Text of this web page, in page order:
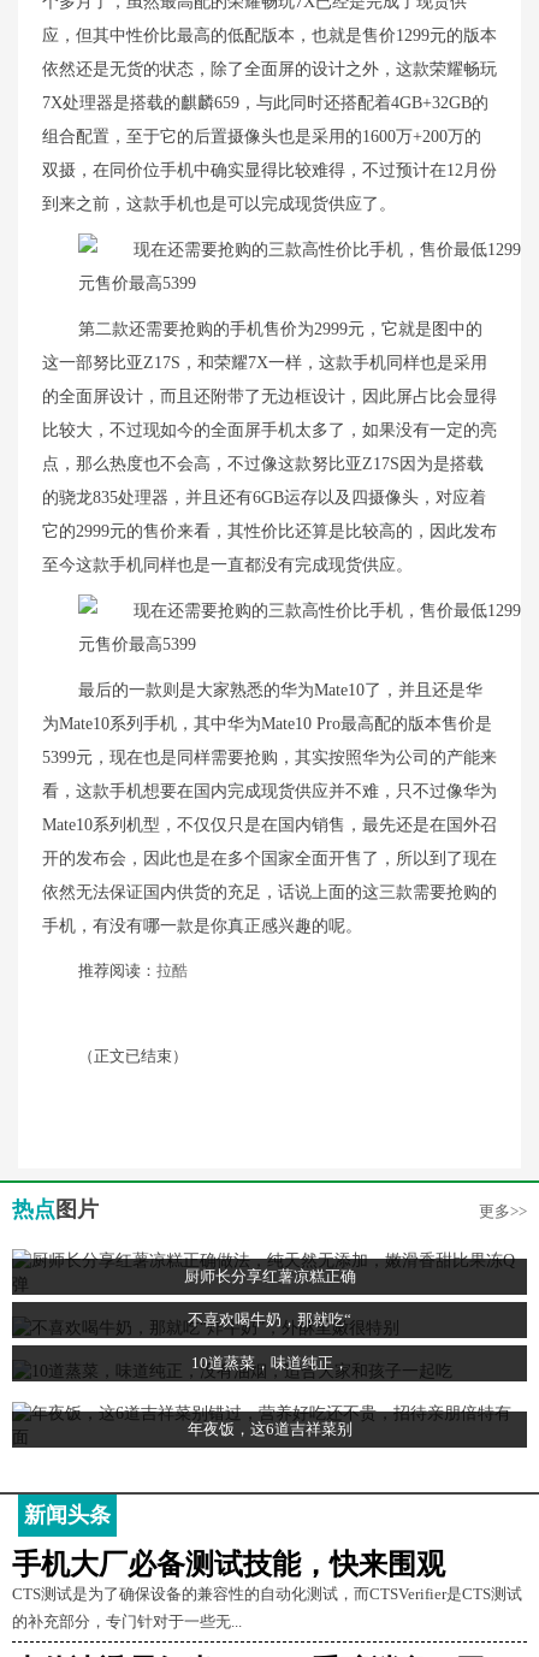
应，但其中性价比最高的低配版本，也就是售价1299元的版本
依然还是无货的状态， 除了全面屏的设计之外，这款荣耀畅玩
7X处理器是搭载的麒麟659，与此同时还搭配着4GB+32GB的
组合配置，至于它的后置摄像头也是采用的1600万+200万的
双摄，在同价位手机中确实显得比较难得，不过预计在12月份
到来之前，这款手机也是可以完成现货供应了。
第二款还需要抢购的手机售价为2999元，它就是图中的
这一部努比亚Z17S，和荣耀7X一样，这款手机同样也是采用
的全面屏设计，而且还附带了无边框设计，因此屏占比会显得
比较大，不过现如今的全面屏手机太多了，如果没有一定的亮
点， 那么热度也不会高，不过像这款努比亚Z17S因为是搭载
的骁龙835处理器，并且还有6GB运存以及四摄像头，对应着
它的2999元的售价来看，其性价比还算是比较高的，因此发布
至今这款手机同样也是一直都没有完成现货供应。
最后的一款则是大家熟悉的华为Mate10了，并且还是华
为Mate10系列手机，其中华为Mate10 Pro最高配的版本售价是
5399元，现在也是同样需要抢购，其实按照华为公司的产能来
看，这款手机想要在国内完成现货供应并不难，只不过像华为
Mate10系列机型， 不仅仅只是在国内销售，最先还是在国外召
开的发布会，因此也是在多个国家全面开售了，所以到了现在
依然无法保证国内供货的充足，话说上面的这三款需要抢购的
手机，有没有哪一款是你真正感兴趣的呢。
推荐阅读： 拉酷
（正文已结束）
热点 图片 更多>>
厨师长分享红薯凉糕正确
不喜欢喝牛奶，那就吃“
10道蒸菜，味道纯正，
年夜饭，这6道吉祥菜别
新闻头条
手机大厂必备测试技能，快来围观
CTS测试是为了确保设备的兼容性的自动化测试，而CTSVerifier是CTS测试
的补充部分，专门针对于一些无...